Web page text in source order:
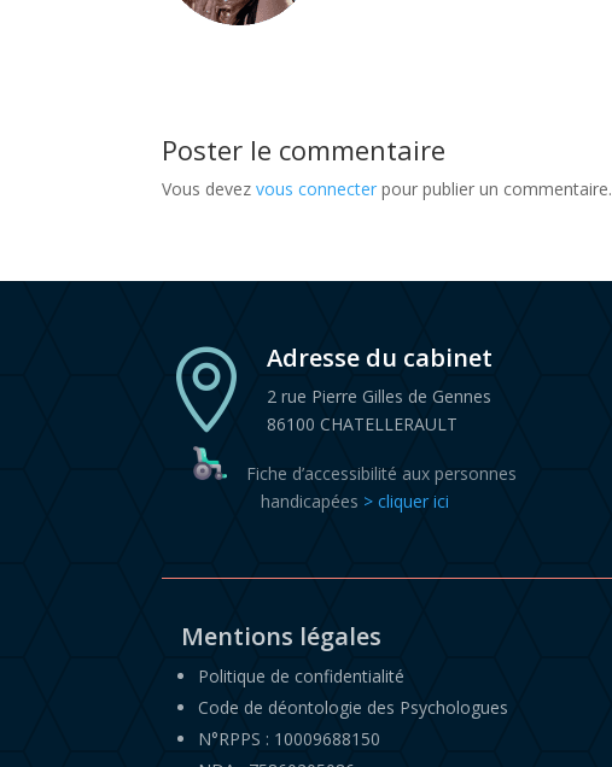
Poster le commentaire
Vous devezvous connecter pour publier un commentaire.
 Adresse du cabinet
2 rue Pierre Gilles de Gennes
86100 CHATELLERAULT
Fiche d’accessibilité aux personnes
handicapées > cliquer ici
Mentions légales
Politique de confidentialité
Code de déontologie des Psychologues
N°RPPS : 10009688150